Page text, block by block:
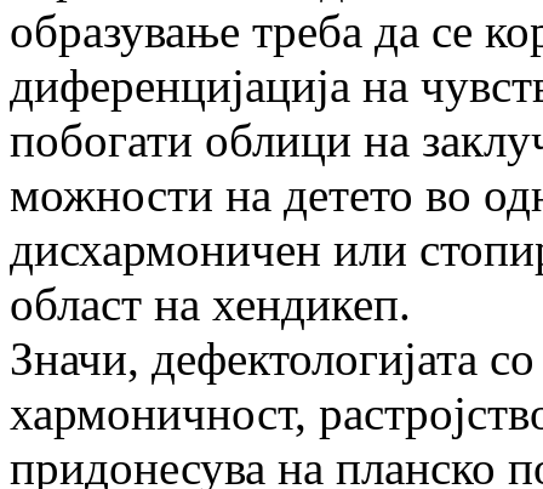
образување треба да се
диференцијација на
побогати облици на
можности на детето во
дисхармоничен или
област на хендикеп.
Значи, дефектологијата
хармоничност,
придонесува на планско